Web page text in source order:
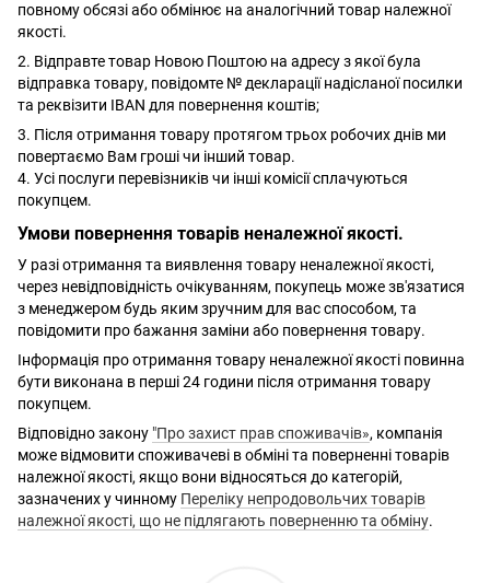
повному обсязі або обмінює на аналогічний товар належної
якості.
2. Відправте товар Новою Поштою на адресу з якої була
відправка товару, повідомте № декларації надісланої посилки
та реквізити IBAN для повернення коштів;
3. Після отримання товару протягом трьох робочих днів ми
повертаємо Вам гроші чи інший товар.
4. Усі послуги перевізників чи інші комісії сплачуються
покупцем.
Умови повернення товарів неналежної якості.
У разі отримання та виявлення товару неналежної якості,
через невідповідність очікуванням, покупець може зв'язатися
з менеджером будь яким зручним для вас способом, та
повідомити про бажання заміни або повернення товару.
Інформація про отримання товару неналежної якості повинна
бути виконана в перші 24 години після отримання товару
покупцем.
Відповідно закону "Про захист прав споживачів», компанія
може відмовити споживачеві в обміні та поверненні товарів
належної якості, якщо вони відносяться до категорій,
зазначених у чинному Переліку непродовольчих товарів
належної якості, що не підлягають поверненню та обміну.